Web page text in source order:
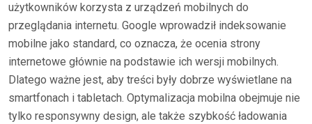
użytkowników korzysta z urządzeń mobilnych do
przeglądania internetu. Google wprowadził indeksowanie
mobilne jako standard, co oznacza, że ocenia strony
internetowe głównie na podstawie ich wersji mobilnych.
Dlatego ważne jest, aby treści były dobrze wyświetlane na
smartfonach i tabletach. Optymalizacja mobilna obejmuje nie
tylko responsywny design, ale także szybkość ładowania